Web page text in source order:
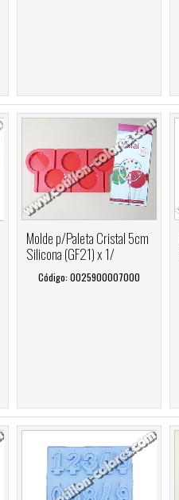
Molde p/Paleta Cristal 5cm
Silicona (GF21) x 1/
Código: 0025900007000